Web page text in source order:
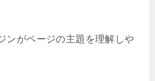
ンがページの主題を理解しや